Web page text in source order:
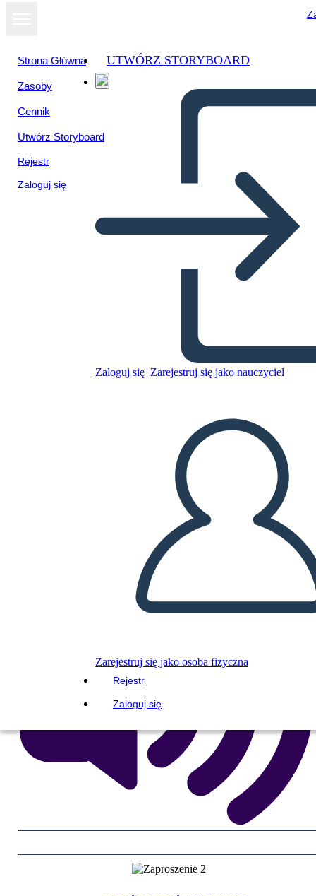
Strona Główna
Zasoby
Cennik
Utwórz Storyboard
Rejestr
Zaloguj się
UTWÓRZ STORYBOARD
Zaloguj się Zarejestruj się jako nauczyciel
Zarejestruj się jako osoba fizyczna
Rejestr
Zaloguj się
Skopiuj tę scenorys
STWÓRZ SCENORYS
ODTWARZANIE POKAZU SLAJDÓW
PRZECZYTAJ MI